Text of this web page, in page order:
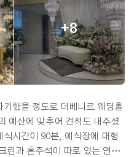
+8
기했을 정도로 더베니르 웨딩홀
린과 혼주석이 따로 있는 연회